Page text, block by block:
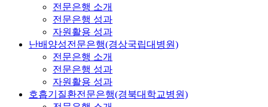
전문은행 소개
전문은행 성과
자원활용 성과
난배양성전문은행(경상국립대병원)
전문은행 소개
전문은행 성과
자원활용 성과
호흡기질환전문은행(경북대학교병원)